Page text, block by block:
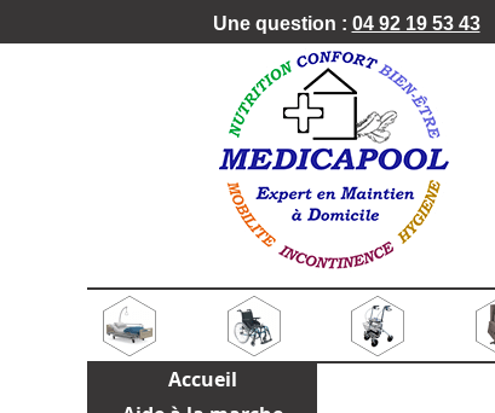
Une question : 04 92 19 53 43
Accueil